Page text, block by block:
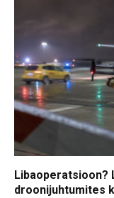
Libaoperatsioon?
droonijuhtumites